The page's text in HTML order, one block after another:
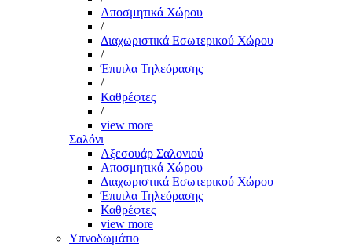
Αποσμητικά Χώρου
/
Διαχωριστικά Εσωτερικού Χώρου
/
Έπιπλα Τηλεόρασης
/
Καθρέφτες
/
view more
Σαλόνι
Αξεσουάρ Σαλονιού
Αποσμητικά Χώρου
Διαχωριστικά Εσωτερικού Χώρου
Έπιπλα Τηλεόρασης
Καθρέφτες
view more
Υπνοδωμάτιο